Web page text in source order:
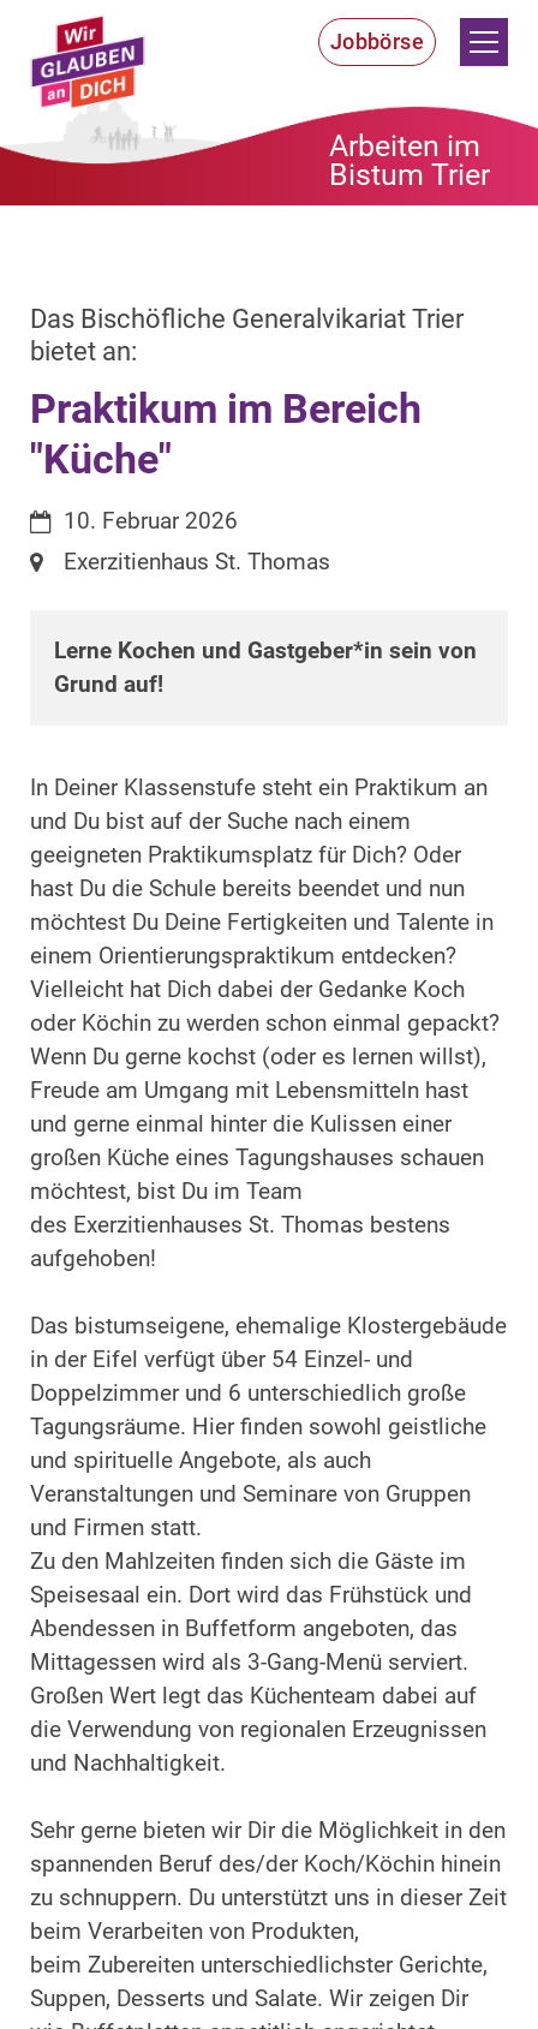
Zum Inhalt springen
Arbeiten im
Bistum Trier
Jobbörse
Das Bischöfliche Generalvikariat Trier
bietet an:
Praktikum im Bereich
"Küche"
Datum:10. Februar 2026
Ort: Exerzitienhaus St. Thomas
Lerne Kochen und Gastgeber*in sein von
Grund auf!
In Deiner Klassenstufe steht ein Praktikum an
und Du bist auf der Suche nach einem
geeigneten Praktikumsplatz für Dich? Oder
hast Du die Schule bereits beendet und nun
möchtest Du Deine Fertigkeiten und Talente in
einem Orientierungspraktikum entdecken?
Vielleicht hat Dich dabei der Gedanke Koch
oder Köchin zu werden schon einmal gepackt?
Wenn Du gerne kochst (oder es lernen willst),
Freude am Umgang mit Lebensmitteln hast
und gerne einmal hinter die Kulissen einer
großen Küche eines Tagungshauses schauen
möchtest, bist Du im Team
des Exerzitienhauses St. Thomas bestens
aufgehoben!
Das bistumseigene, ehemalige Klostergebäude
in der Eifel verfügt über 54 Einzel- und
Doppelzimmer und 6 unterschiedlich große
Tagungsräume. Hier finden sowohl geistliche
und spirituelle Angebote, als auch
Veranstaltungen und Seminare von Gruppen
und Firmen statt.
Zu den Mahlzeiten finden sich die Gäste im
Speisesaal ein. Dort wird das Frühstück und
Abendessen in Buffetform angeboten, das
Mittagessen wird als 3-Gang-Menü serviert.
Großen Wert legt das Küchenteam dabei auf
die Verwendung von regionalen Erzeugnissen
und Nachhaltigkeit.
Sehr gerne bieten wir Dir die Möglichkeit in den
spannenden Beruf des/der Koch/Köchin hinein
zu schnuppern. Du unterstützt uns in dieser Zeit
beim Verarbeiten von Produkten,
beim Zubereiten unterschiedlichster Gerichte,
Suppen, Desserts und Salate. Wir zeigen Dir